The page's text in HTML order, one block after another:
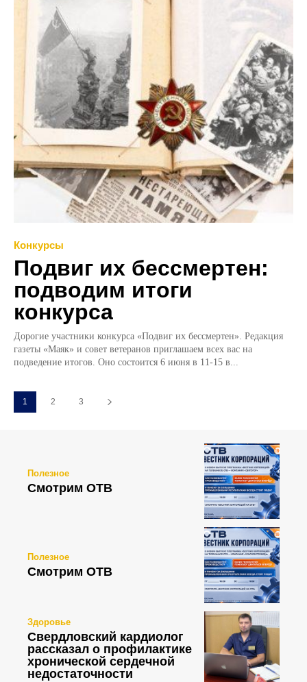
Конкурсы
Подвиг их бессмертен:
подводим итоги
конкурса
Дорогие участники конкурса «Подвиг их бессмертен». Редакция
газеты «Маяк» и совет ветеранов приглашаем всех вас на
подведение итогов. Оно состоится 6 июня в 11-15 в...
1 2 3
Полезное
Смотрим ОТВ
Полезное
Смотрим ОТВ
Здоровье
Свердловский кардиолог
рассказал о профилактике
хронической сердечной
недостаточности